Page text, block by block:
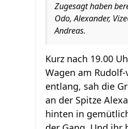
Zugesagt haben
Odo, Alexander,
Andreas.
Kurz nach 19.00
Wagen am
entlang, sah die
an der Spitze
hinten in